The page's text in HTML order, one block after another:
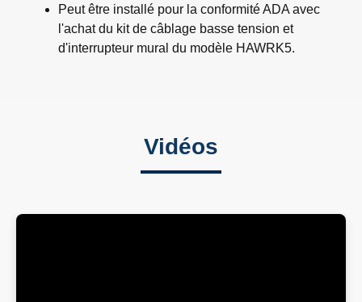
Peut être installé pour la conformité ADA avec
l'achat du kit de câblage basse tension et
d'interrupteur mural du modèle HAWRK5.
Vidéos